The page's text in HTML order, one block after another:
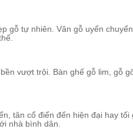
gỗ tự nhiên. Vân gỗ uyển
vượt trội. Bàn ghế gỗ lim, gỗ
tân cổ điển đến hiện đại hay
nhà bình dân.